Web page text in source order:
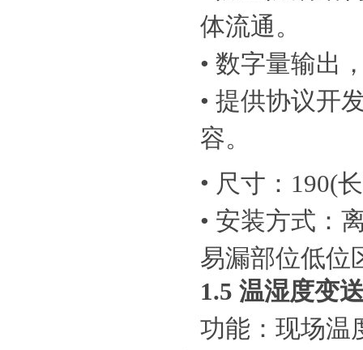
体流通。
• 数字量输出
• 提供协议开
容。
• 尺寸：190(
• 安装方式：
易漏部位低位
1.5 温湿度变
功能：现场温